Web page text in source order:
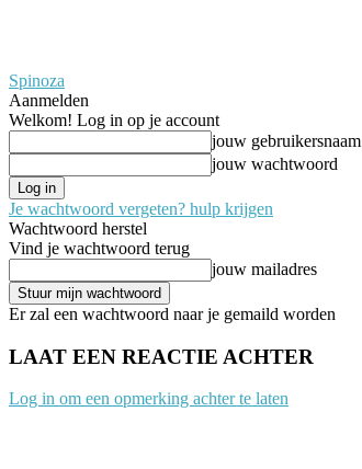
Spinoza
Aanmelden
Welkom! Log in op je account
jouw gebruikersnaam
jouw wachtwoord
Je wachtwoord vergeten? hulp krijgen
Wachtwoord herstel
Vind je wachtwoord terug
jouw mailadres
Er zal een wachtwoord naar je gemaild worden
LAAT EEN REACTIE ACHTER
Log in om een opmerking achter te laten